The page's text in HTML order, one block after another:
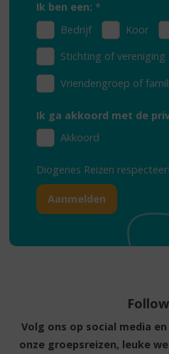
Ik ben een: *
Bedrijf
Koor
Stichting of vereniging
Vriendengroep of
Ik ga akkoord met de
Akkoord
Diogenes Reizen
Volg ons op social media
onze groepsreizen, leuke